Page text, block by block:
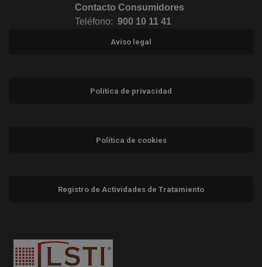
Contacto Consumidores
Teléfono: 900 10 11 41
Aviso legal
Política de privacidad
Política de cookies
Registro de Actividades de Tratamiento